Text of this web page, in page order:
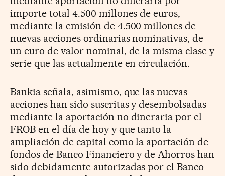
importe total 4.500 millones de euros,
mediante la emisión de 4.500 millones de
nuevas acciones ordinarias nominativas, de
un euro de valor nominal, de la misma clase y
serie que las actualmente en circulación.
Bankia señala, asimismo, que las nuevas
acciones han sido suscritas y desembolsadas
mediante la aportación no dineraria por el
FROB en el día de hoy y que tanto la
ampliación de capital como la aportación de
fondos de Banco Financiero y de Ahorros han
sido debidamente autorizadas por el Banco